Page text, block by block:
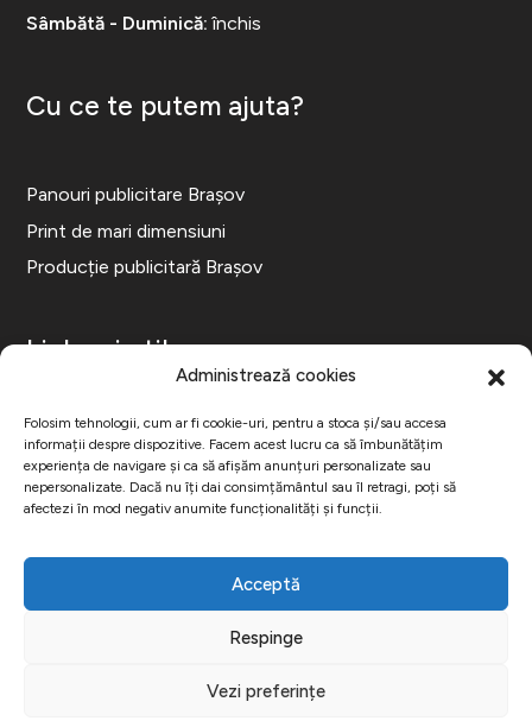
Administrează cookies
Folosim tehnologii, cum ar fi cookie-uri, pentru a stoca și/sau accesa
informații despre dispozitive. Facem acest lucru ca să îmbunătățim
experiența de navigare și ca să afișăm anunțuri personalizate sau
nepersonalizate. Dacă nu îți dai consimțământul sau îl retragi, poți să
afectezi în mod negativ anumite funcționalități și funcții.
Acceptă
Respinge
Vezi preferințe
Sâmbătă - Duminică:închis
Cu ce te putem ajuta?
Panouri publicitare Brașov
Print de mari dimensiuni
Producție publicitară Brașov
Link-uri utile
ANPC
Politica de Confidențialitate
Politica de Cookie
Externalizat